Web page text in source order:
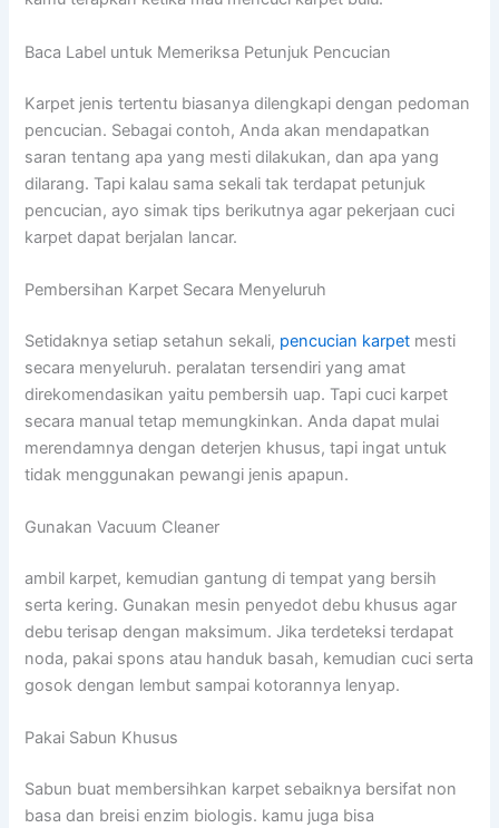
Baca Label untuk Memeriksa Petunjuk Pencucian
Karpet jenis tertentu biasanya dilengkapi dengan pedoman
pencucian. Sebagai contoh, Anda akan mendapatkan
saran tentang apa yang mesti dilakukan, dan apa yang
dilarang. Tapi kalau sama sekali tak terdapat petunjuk
pencucian, ayo simak tips berikutnya agar pekerjaan cuci
karpet dapat berjalan lancar.
Pembersihan Karpet Secara Menyeluruh
Setidaknya setiap setahun sekali, pencucian karpet mesti
secara menyeluruh. peralatan tersendiri yang amat
direkomendasikan yaitu pembersih uap. Tapi cuci karpet
secara manual tetap memungkinkan. Anda dapat mulai
merendamnya dengan deterjen khusus, tapi ingat untuk
tidak menggunakan pewangi jenis apapun.
Gunakan Vacuum Cleaner
ambil karpet, kemudian gantung di tempat yang bersih
serta kering. Gunakan mesin penyedot debu khusus agar
debu terisap dengan maksimum. Jika terdeteksi terdapat
noda, pakai spons atau handuk basah, kemudian cuci serta
gosok dengan lembut sampai kotorannya lenyap.
Pakai Sabun Khusus
Sabun buat membersihkan karpet sebaiknya bersifat non
basa dan breisi enzim biologis. kamu juga bisa